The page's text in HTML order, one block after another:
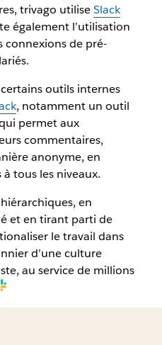
trivago utiliseSlack
également l’utilisation
connexions de pré-
outils internes
, notamment un outil
permet aux
commentaires,
anonyme, en
tous les niveaux.
en
et en tirant parti de
le travail dans
d’une culture
au service de millions